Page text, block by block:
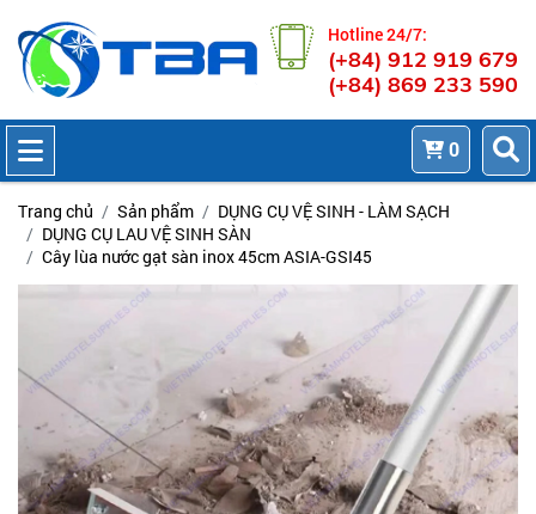
Hotline 24/7:
(+84) 912 919 679
(+84) 869 233 590
0
Trang chủ Sản phẩm
DỤNG CỤ VỆ SINH - LÀM SẠCH
DỤNG CỤ LAU VỆ SINH SÀN
Cây lùa nước gạt sàn inox 45cm ASIA-GSI45